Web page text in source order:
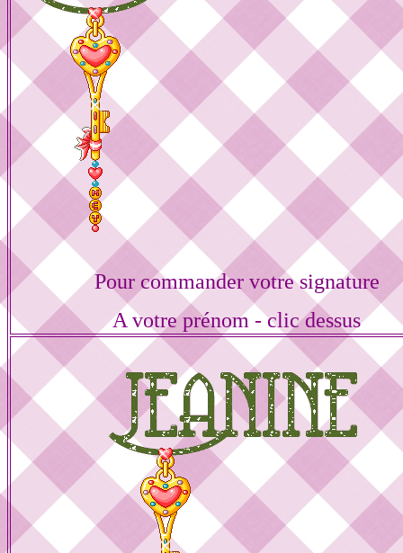
Pour commander votre signature
A votre prénom - clic dessus